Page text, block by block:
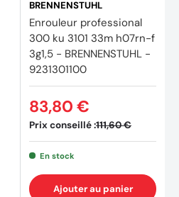
BRENNENSTUHL
Enrouleur professional
300 ku 3101 33m h07rn-f
3g1,5 - BRENNENSTUHL -
9231301100
Prix conseillé :111,60 €
83,80 €
En stock
Ajouter au panier